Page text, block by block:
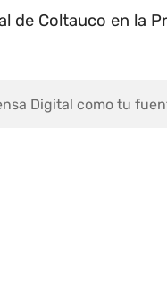
de Coltauco en la
Digital como tu